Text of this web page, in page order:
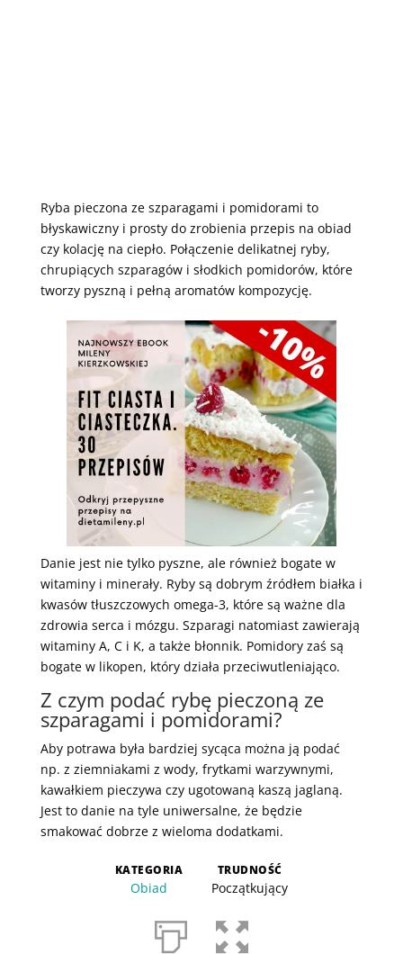
Ryba pieczona ze szparagami i pomidorami to
błyskawiczny i prosty do zrobienia przepis na obiad
czy kolację na ciepło. Połączenie delikatnej ryby,
chrupiących szparagów i słodkich pomidorów, które
tworzy pyszną i pełną aromatów kompozycję.
Danie jest nie tylko pyszne, ale również bogate w
witaminy i minerały. Ryby są dobrym źródłem białka i
kwasów tłuszczowych omega-3, które są ważne dla
zdrowia serca i mózgu. Szparagi natomiast zawierają
witaminy A, C i K, a także błonnik. Pomidory zaś są
bogate w likopen, który działa przeciwutleniająco.
Z czym podać rybę pieczoną ze
szparagami i pomidorami?
Aby potrawa była bardziej sycąca można ją podać
np. z ziemniakami z wody, frytkami warzywnymi,
kawałkiem pieczywa czy ugotowaną kaszą jaglaną.
Jest to danie na tyle uniwersalne, że będzie
smakować dobrze z wieloma dodatkami.
KATEGORIA
Obiad
TRUDNOŚĆ
Początkujący